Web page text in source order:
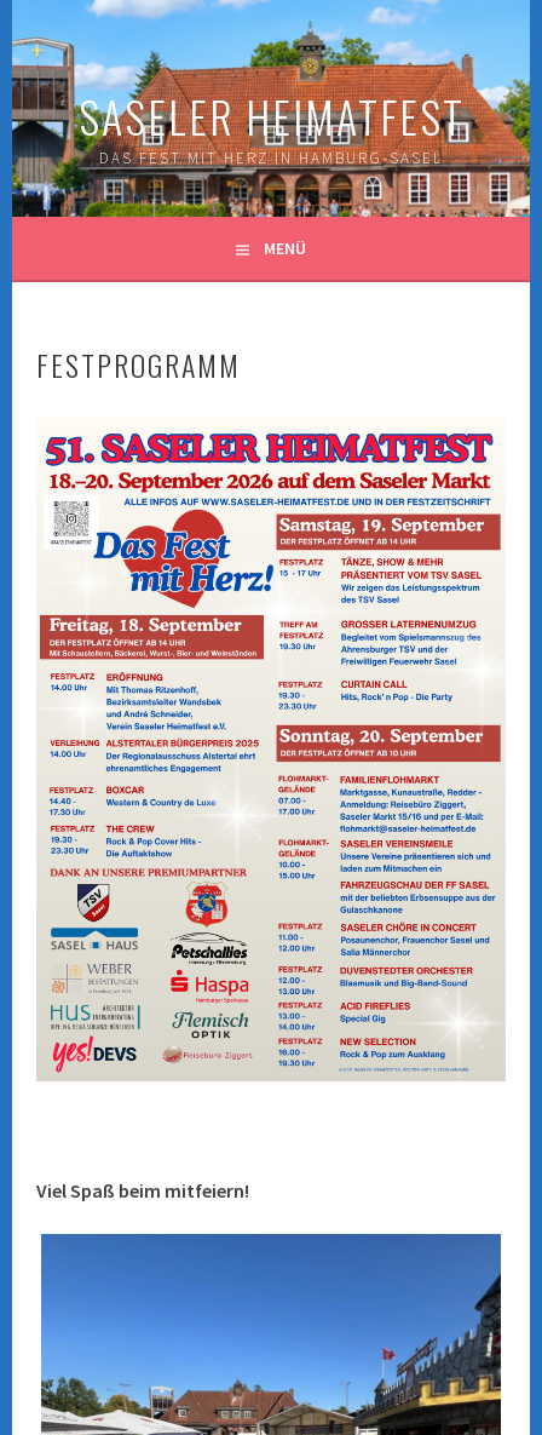
zum
Inhalt
SASELER HEIMATFEST
DAS FEST MIT HERZ IN HAMBURG-SASEL
MENÜ
FESTPROGRAMM
Viel Spaß beim mitfeiern!